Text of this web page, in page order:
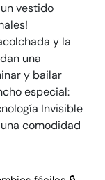
vestido
y la
una
y bailar
especial:
Invisible
comodidad